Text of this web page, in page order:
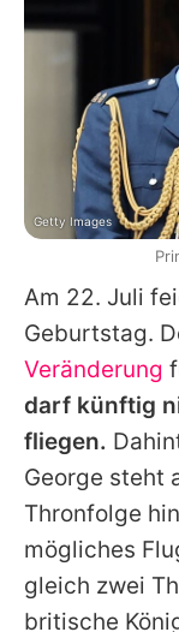
Am 22. Juli
Geburtstag.
Veränderung
darf künftig
fliegen.
George steht
Thronfolge
mögliches
gleich zwei
britische
Getty Images